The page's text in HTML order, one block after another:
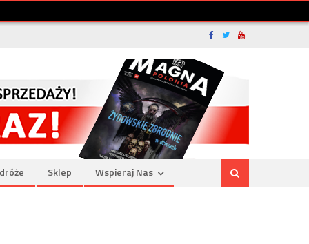
Sklep Wspieraj Nas